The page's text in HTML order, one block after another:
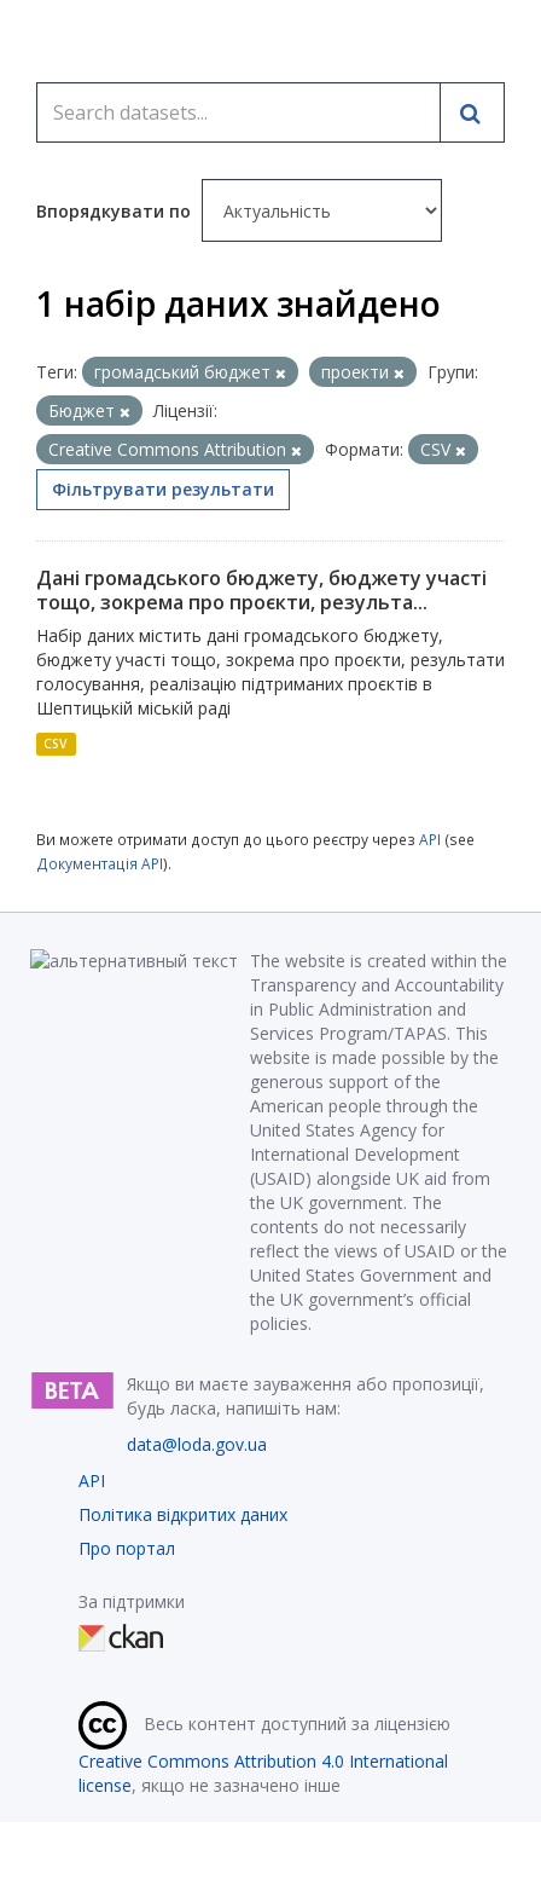
Впорядкувати по
1 набір даних знайдено
Теги: громадський бюджет проекти
Групи:
Бюджет
Ліцензії:
Creative Commons Attribution
Формати:
CSV
Фільтрувати результати
Дані громадського бюджету, бюджету участі
тощо, зокрема про проєкти, результа...
Набір даних містить дані громадського бюджету,
бюджету участі тощо, зокрема про проєкти, результати
голосування, реалізацію підтриманих проєктів в
Шептицькій міській раді
CSV
Ви можете отримати доступ до цього реєстру через API (see
Документація API).
The website is created within the
Transparency and Accountability
in Public Administration and
Services Program/TAPAS. This
website is made possible by the
generous support of the
American people through the
United States Agency for
International Development
(USAID) alongside UK aid from
the UK government. The
contents do not necessarily
reflect the views of USAID or the
United States Government and
the UK government’s official
policies.
Якщо ви маєте зауваження або пропозиції,
будь ласка, напишіть нам:
data@loda.gov.ua
API
Політика відкритих даних
Про портал
За підтримки
Весь контент доступний за ліцензією
Creative Commons Attribution 4.0 International
license, якщо не зазначено інше